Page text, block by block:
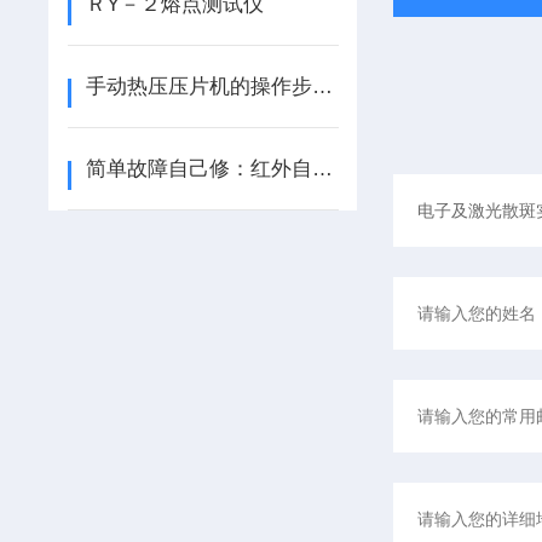
手动热压压片机的操作步骤和使用保养
简单故障自己修：红外自动压片机常见小问题的用户自行处理方法